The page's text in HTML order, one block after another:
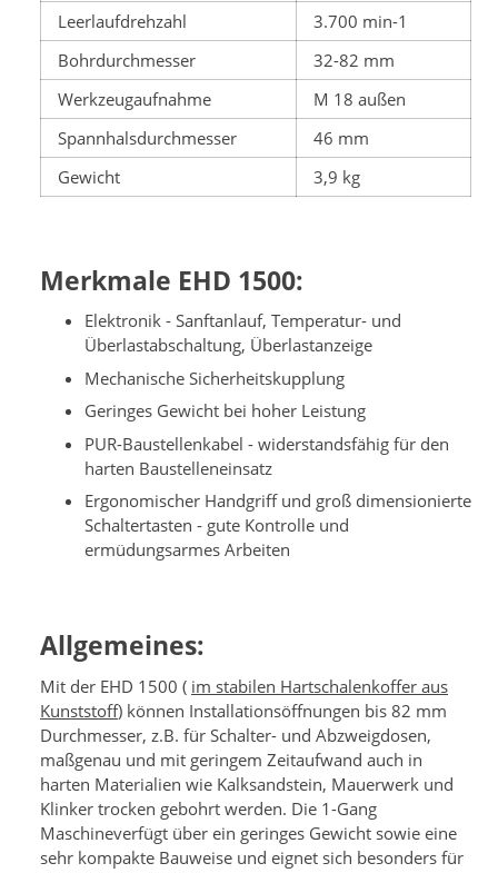
Leerlaufdrehzahl
3.700 min-1
Bohrdurchmesser
32-82 mm
Werkzeugaufnahme
M 18 außen
Spannhalsdurchmesser
46 mm
Gewicht
3,9 kg
Merkmale EHD 1500:
Elektronik - Sanftanlauf, Temperatur- und
Überlastabschaltung, Überlastanzeige
Mechanische Sicherheitskupplung
Geringes Gewicht bei hoher Leistung
PUR-Baustellenkabel - widerstandsfähig für den
harten Baustelleneinsatz
Ergonomischer Handgriff und groß dimensionierte
Schaltertasten - gute Kontrolle und
ermüdungsarmes Arbeiten
Allgemeines:
Mit der EHD 1500 ( im stabilen Hartschalenkoffer aus
Kunststoff) können Installationsöffnungen bis 82 mm
Durchmesser, z.B. für Schalter- und Abzweigdosen,
maßgenau und mit geringem Zeitaufwand auch in
harten Materialien wie Kalksandstein, Mauerwerk und
Klinker trocken gebohrt werden. Die 1-Gang
Maschineverfügt über ein geringes Gewicht sowie eine
sehr kompakte Bauweise und eignet sich besonders für